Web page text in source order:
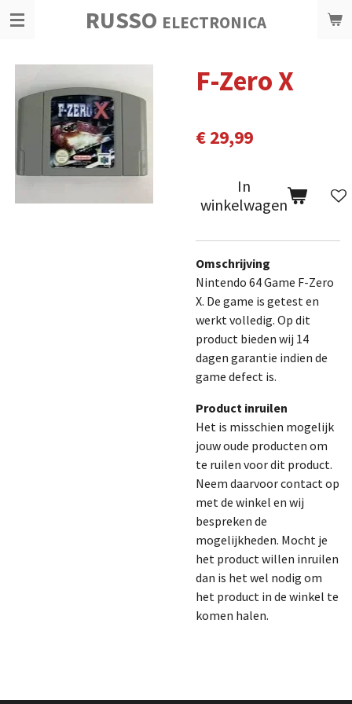
Ga
hoofdinhoud
RUSSO ELECTRONICA
F-Zero X
€ 29,99
In
winkelwagen
Omschrijving
Nintendo 64 Game F-Zero
X. De game is getest en
werkt volledig. Op dit
product bieden wij 14
dagen garantie indien de
game defect is.
Product inruilen
Het is misschien mogelijk
jouw oude producten om
te ruilen voor dit product.
Neem daarvoor contact op
met de winkel en wij
bespreken de
mogelijkheden. Mocht je
het product willen inruilen
dan is het wel nodig om
het product in de winkel te
komen halen.